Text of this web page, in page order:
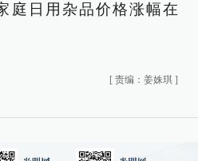
庭日用杂品价格涨幅在
[ 责编：姜姝琪 ]